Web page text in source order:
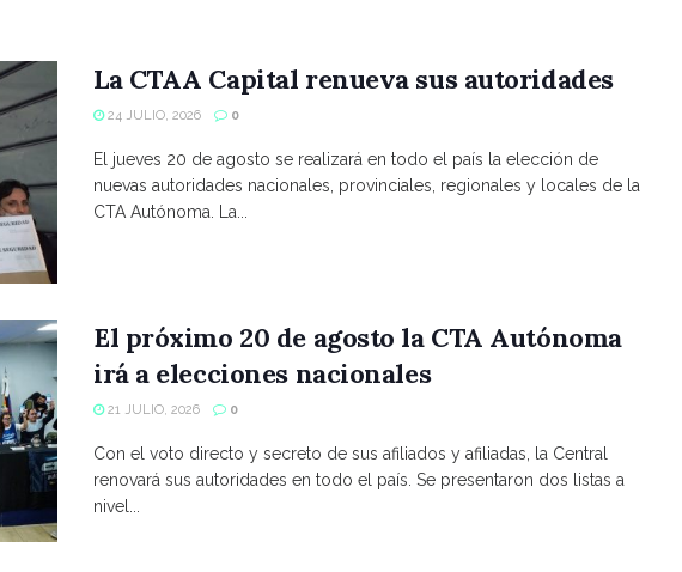
La CTAA Capital renueva sus autoridades
24 JULIO, 2026 0
El jueves 20 de agosto se realizará en todo el país la elección de
nuevas autoridades nacionales, provinciales, regionales y locales de la
CTA Autónoma. La...
El próximo 20 de agosto la CTA Autónoma
irá a elecciones nacionales
21 JULIO, 2026 0
Con el voto directo y secreto de sus afiliados y afiliadas, la Central
renovará sus autoridades en todo el país. Se presentaron dos listas a
nivel...